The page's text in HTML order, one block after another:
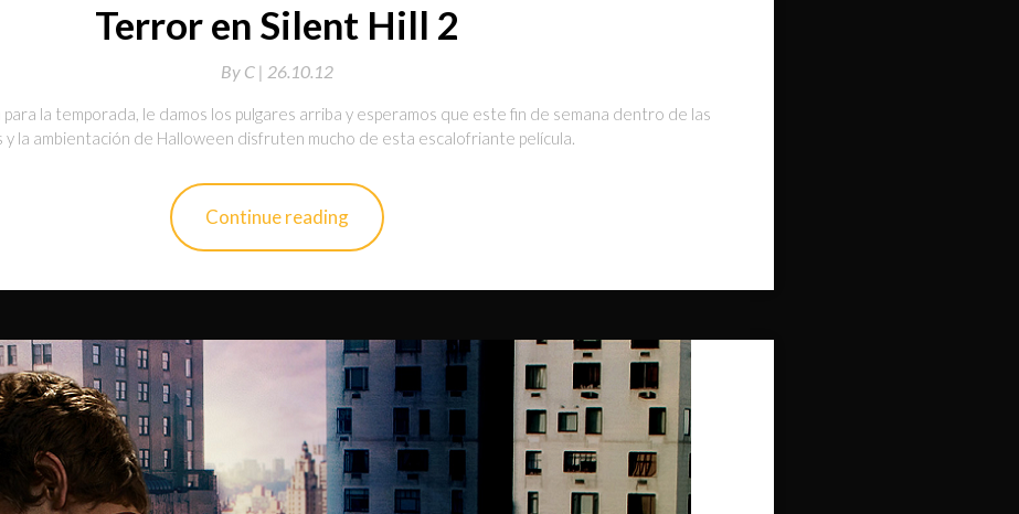
Terror en Silent Hill 2
By C | 26.10.12
la temporada, le damos los pulgares arriba y esperamos que este fin de semana dentro de las
la ambientación de Halloween disfruten mucho de esta escalofriante película.
Continue reading